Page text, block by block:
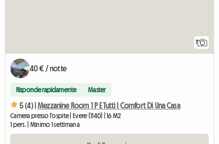
7
40 € / notte
Risponde rapidamente Master
5 (4) | Mezzanine Room 1 P E Tutti I Comfort Di Una Casa
Camera presso l'ospite | Evere (1140) | 16 M2
1 pers. | Minimo 1 settimana